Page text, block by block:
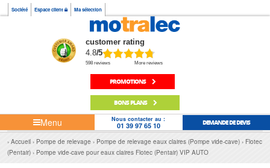
Société Espace client Ma sélection
customer rating
4.8/5
598 reviews More reviews
PROMOTIONS
BONS PLANS
Menu Nous contacter au :
01 39 97 65 10 DEMANDE DE DEVIS
Accueil Pompe de relevage Pompe de relevage eaux claires (Pompe vide-cave)
Flotec
(Pentair)
Pompe vide-cave pour eaux claires Flotec (Pentair) VIP AUTO